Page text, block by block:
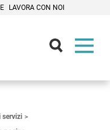
LAVORA CON NOI
servizi